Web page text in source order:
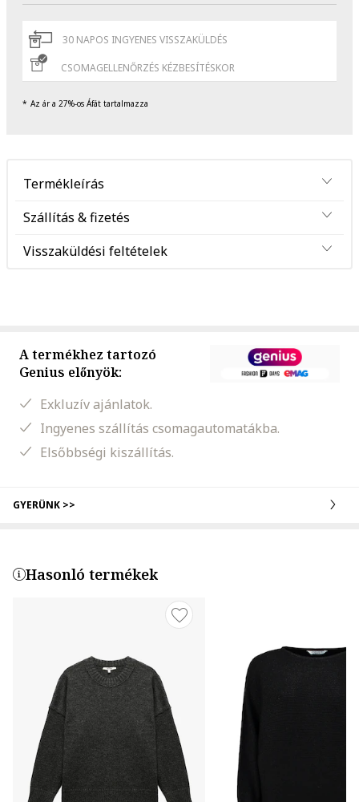
30 NAPOS INGYENES VISSZAKÜLDÉS
CSOMAGELLENŐRZÉS KÉZBESÍTÉSKOR
Az ár a 27%-os Áfát tartalmazza
Termékleírás
Szállítás & fizetés
Visszaküldési feltételek
A termékhez tartozó
Genius előnyök:
Exkluzív ajánlatok.
Ingyenes szállítás csomagautomatákba.
Elsőbbségi kiszállítás.
GYERÜNK >>
Hasonló termékek